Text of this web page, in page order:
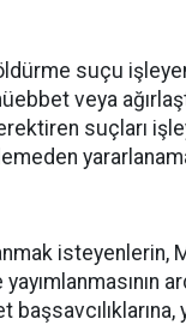
suçu
veya
suçları
isteyenlerin,